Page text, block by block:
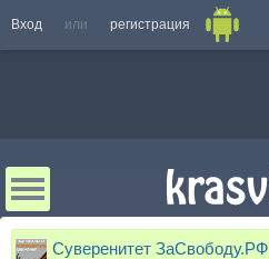
Вход или регистрация
Суверенитет ЗаСвободу.РФ